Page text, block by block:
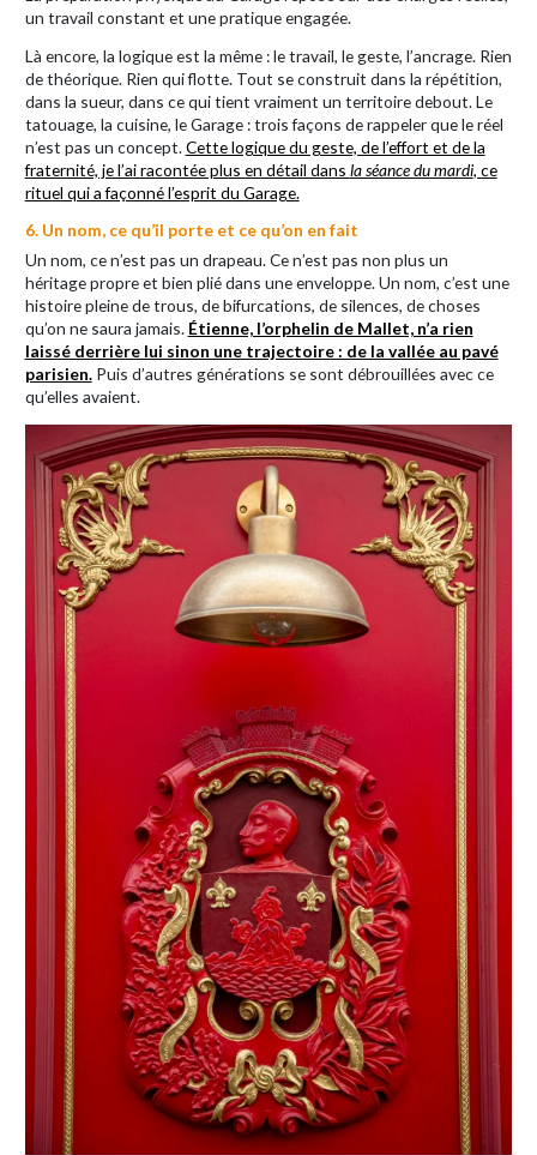
un travail constant et une pratique engagée.
Là encore, la logique est la même : le travail, le geste, l’ancrage. Rien
de théorique. Rien qui flotte. Tout se construit dans la répétition,
dans la sueur, dans ce qui tient vraiment un territoire debout. Le
tatouage, la cuisine, le Garage : trois façons de rappeler que le réel
n’est pas un concept.Cette logique du geste, de l’effort et de la
fraternité, je l’ai racontée plus en détail dans la séance du mardi, ce
rituel qui a façonné l’esprit du Garage.
6. Un nom, ce qu’il porte et ce qu’on en fait
Un nom, ce n’est pas un drapeau. Ce n’est pas non plus un
héritage propre et bien plié dans une enveloppe. Un nom, c’est une
histoire pleine de trous, de bifurcations, de silences, de choses
qu’on ne saura jamais. Étienne, l’orphelin de Mallet, n’a rien
laissé derrière lui sinon une trajectoire : de la vallée au pavé
parisien.Puis d’autres générations se sont débrouillées avec ce
qu’elles avaient.